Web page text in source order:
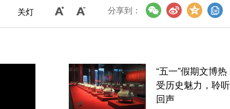
关灯 分享到：
“五一”假期文博
受历史魅力，聆
回声